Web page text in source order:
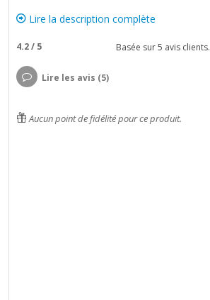
Lire la description complète
4.2/ 5 Basée sur5 avis clients.
Lire les avis (5)
Aucun point de fidélité pour ce produit.